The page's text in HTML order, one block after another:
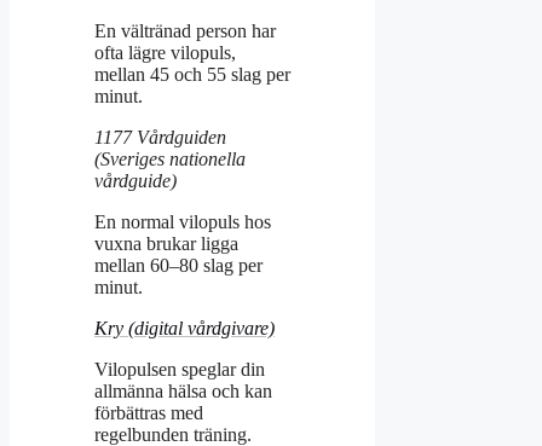
En vältränad person har
ofta lägre vilopuls,
mellan 45 och 55 slag per
minut.
1177 Vårdguiden
(Sveriges nationella
vårdguide)
En normal vilopuls hos
vuxna brukar ligga
mellan 60–80 slag per
minut.
Kry (digital vårdgivare)
Vilopulsen speglar din
allmänna hälsa och kan
förbättras med
regelbunden träning.